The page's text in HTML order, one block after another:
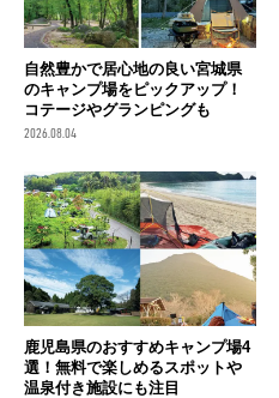
自然豊かで居心地の良い宮城県
のキャンプ場をピックアップ！
コテージやグランピングも
2026.08.04
鹿児島県のおすすめキャンプ場4
選！無料で楽しめるスポットや
温泉付き施設にも注目